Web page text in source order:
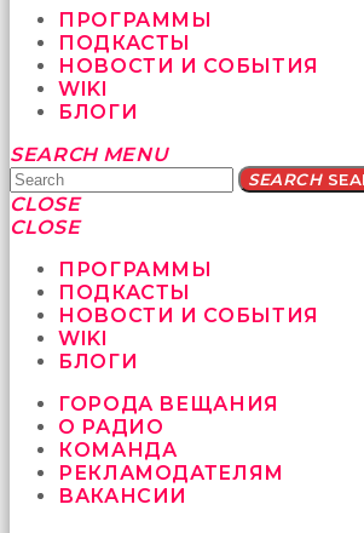
ПРОГРАММЫ
ПОДКАСТЫ
НОВОСТИ И СОБЫТИЯ
WIKI
БЛОГИ
Yatağa
bile
geçmeye
fırsat
sikici
kocalar
güzel
karıları
öttürüyor
sex
hikayeleri
SEARCH MENU
SEARCH
CLOSE
CLOSE
ПРОГРАММЫ
ПОДКАСТЫ
НОВОСТИ И СОБЫТИЯ
WIKI
БЛОГИ
ГОРОДА ВЕЩАНИЯ
О РАДИО
КОМАНДА
РЕКЛАМОДАТЕЛЯМ
ВАКАНСИИ